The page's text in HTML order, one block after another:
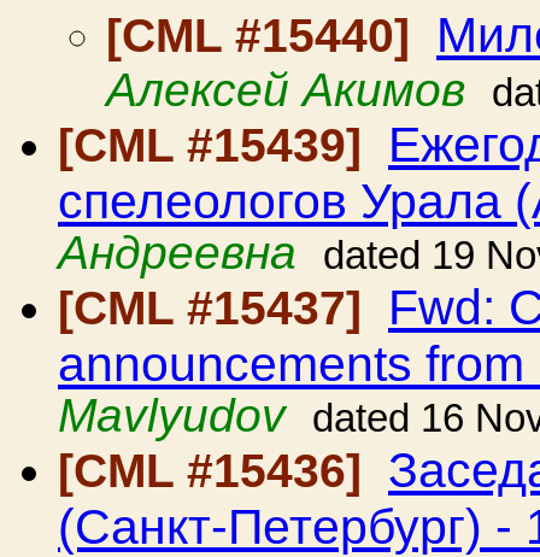
[CML #15440]
Алексей Акимов
[CML #15439]
спелеологов Урала
Андреевна
dated 19
[CML #15437] Fwd:
announcements from
Mavlyudov
dated 16
[CML #15436]
(Санкт-Петербург) -